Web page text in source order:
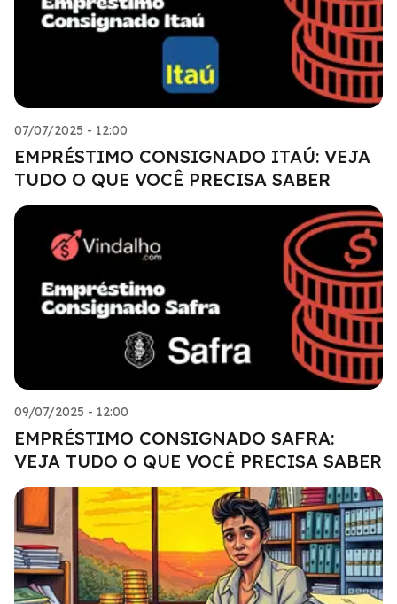
07/07/2025 - 12:00
EMPRÉSTIMO CONSIGNADO ITAÚ: VEJA
TUDO O QUE VOCÊ PRECISA SABER
09/07/2025 - 12:00
EMPRÉSTIMO CONSIGNADO SAFRA:
VEJA TUDO O QUE VOCÊ PRECISA SABER